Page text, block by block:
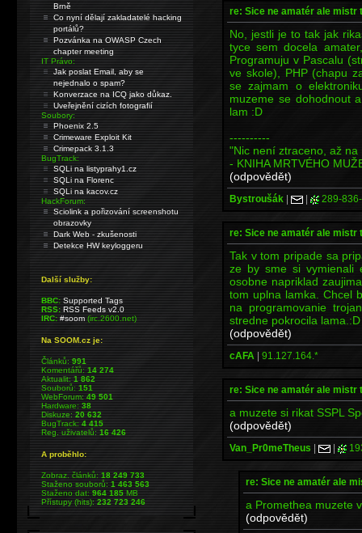
re: Sice ne amatér ale mistr
No, jestli je to tak jak
tyce sem docela
Programuju v Pascalu
ve skole), PHP (chapu
se zajmam o
muzeme se dohodnout
lam :D
----------
"Nic není ztraceno, až na
- KNIHA MRTVÉHO
(odpovědět)
Bystroušák | | 289-
re: Sice ne amatér ale mistr
Tak v tom pripade sa
ze by sme si vymienali
osobne napriklad
tom uplna lamka. Chcel
na programovanie
stredne pokrocila lama.:D
(odpovědět)
cAFA | 91.127.164.*
re: Sice ne amatér ale mistr
a muzete si rikat SSPL
(odpovědět)
Van_Pr0meTheus | |
re: Sice ne amatér ale
a Promethea muzete
(odpovědět)
Brně
Co nyní dělají zakladatelé hacking
portálů?
Pozvánka na OWASP Czech
chapter meeting
IT Právo:
Jak poslat Email, aby se
nejednalo o spam?
Konverzace na ICQ jako důkaz.
Uveřejnění cizích fotografií
Soubory:
Phoenix 2.5
Crimeware Exploit Kit
Crimepack 3.1.3
BugTrack:
SQLi na listyprahy1.cz
SQLi na Florenc
SQLi na kacov.cz
HackForum:
Sciolink a pořizování screenshotu
obrazovky
Dark Web - zkušenosti
Detekce HW keyloggeru
Další služby:
BBC: Supported Tags
RSS: RSS Feeds v2.0
IRC: #soom(irc.2600.net)
Na SOOM.cz je:
Článků:991
Komentářů:14 274
Aktualit:1 862
Souborů:151
WebForum:49 501
Hardware:38
Diskuze:20 632
BugTrack:4 415
Reg. uživatelů:16 426
A proběhlo:
Zobraz. článků:18 249 733
Staženo souborů:1 463 563
Staženo dat:964 185MB
Přístupy (hits):232 723 246